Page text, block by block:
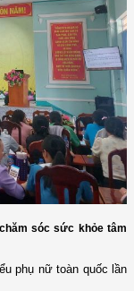
sóc sức khỏe tâm
phụ nữ toàn quốc lần